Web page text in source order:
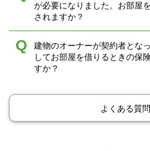
が必要になりました。お部屋
されますか？
Q
建物のオーナーが契約者とな
してお部屋を借りるときの保
すか？
よくある質